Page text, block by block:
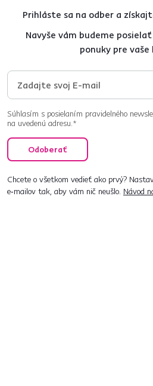
Prihláste sa na odber a
Navyše vám budeme
ponuky pre vaše
Súhlasím s posielaním pravidelného
na uvedenú adresu.*
Odoberať
Chcete o všetkom vedieť ako prvý?
e‑mailov tak, aby vám nič neušlo. Návod